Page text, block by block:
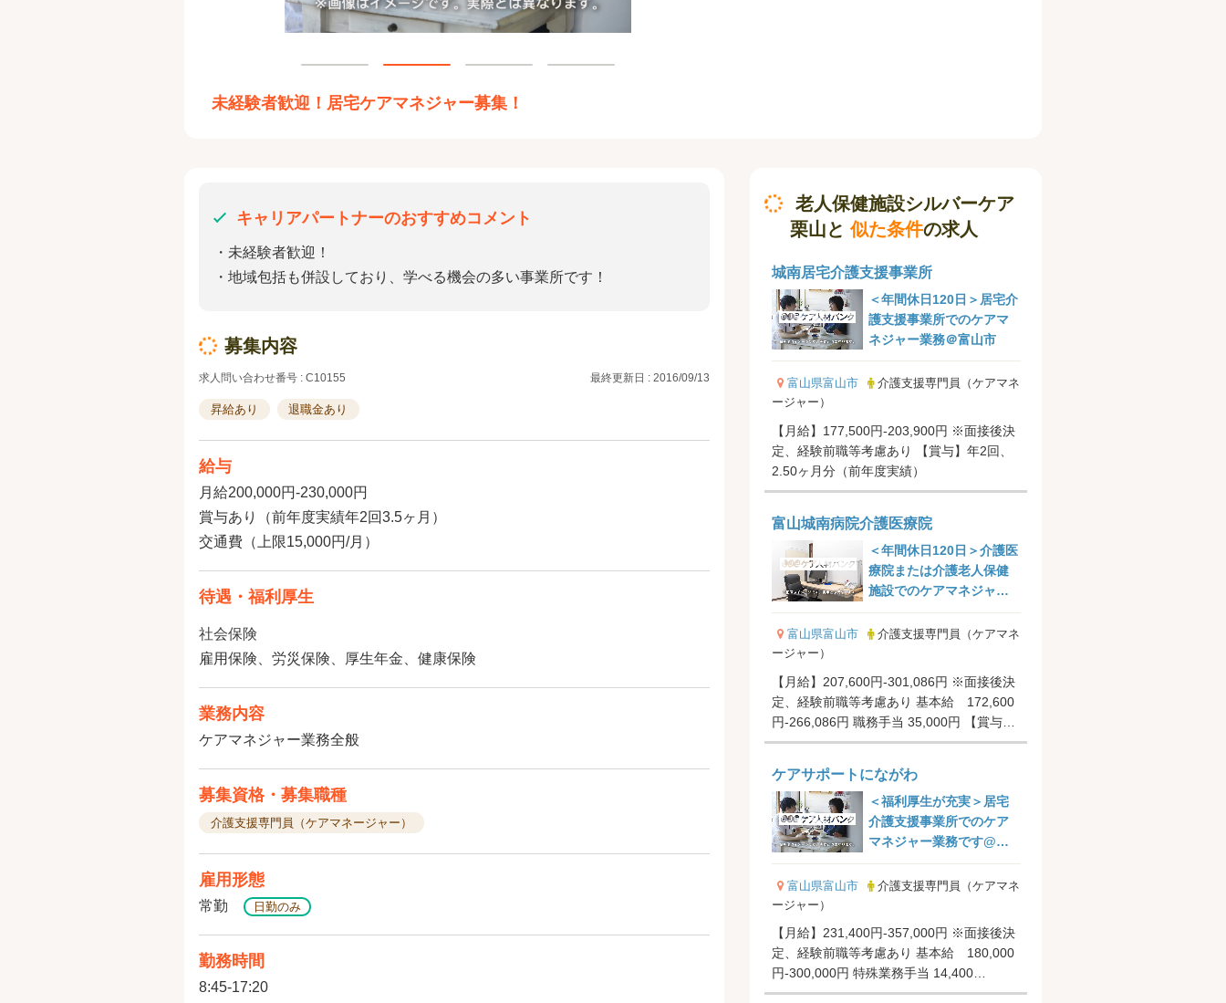
未経験者歓迎！居宅ケアマネジャー募集！
キャリアパートナーのおすすめコメント
・未経験者歓迎！
・地域包括も併設しており、学べる機会の多い事業所です！
募集内容
求人問い合わせ番号 : C10155 最終更新日 : 2016/09/13
昇給あり 退職金あり
給与
月給200,000円-230,000円
賞与あり（前年度実績年2回3.5ヶ月）
交通費（上限15,000円/月）
待遇・福利厚生
社会保険
雇用保険、労災保険、厚生年金、健康保険
業務内容
ケアマネジャー業務全般
募集資格・募集職種
介護支援専門員（ケアマネージャー）
雇用形態
常勤 日勤のみ
勤務時間
8:45-17:20
老人保健施設シルバーケア
栗山と似た条件の求人
城南居宅介護支援事業所
＜年間休日120日＞居宅介
護支援事業所でのケアマ
ネジャー業務＠富山市
富山県富山市
介護支援専門員（ケアマネ
ージャー）
【月給】177,500円-203,900円 ※面接後決
定、経験前職等考慮あり 【賞与】年2回、
2.50ヶ月分（前年度実績）
富山城南病院介護医療院
＜年間休日120日＞介護医
療院または介護老人保健
施設でのケアマネジャー
業務＠富山市
富山県富山市
介護支援専門員（ケアマネ
ージャー）
【月給】207,600円-301,086円 ※面接後決
定、経験前職等考慮あり 基本給 172,600
円-266,086円 職務手当 35,000円 【賞与】
年...
ケアサポートにながわ
＜福利厚生が充実＞居宅
介護支援事業所でのケア
マネジャー業務です@富
山市
富山県富山市
介護支援専門員（ケアマネ
ージャー）
【月給】231,400円-357,000円 ※面接後決
定、経験前職等考慮あり 基本給 180,000
円-300,000円 特殊業務手当 14,400
円-20,0...